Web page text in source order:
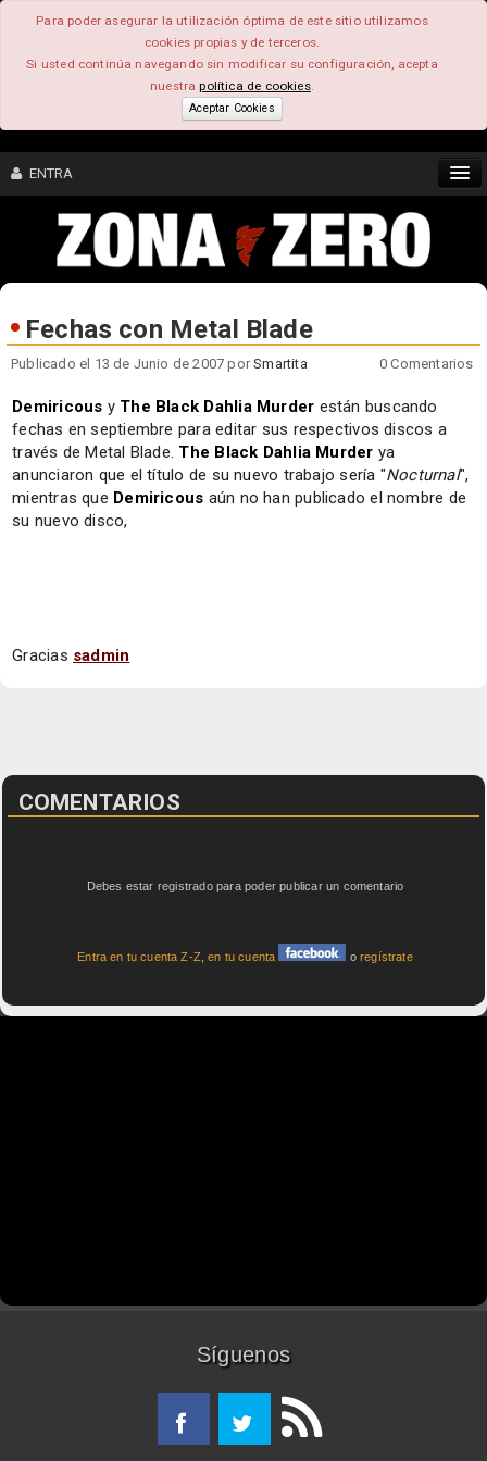
Para poder asegurar la utilización óptima de este sitio utilizamos
cookies propias y de terceros.
Si usted continúa navegando sin modificar su configuración, acepta
nuestrapolítica de cookies.
Aceptar Cookies
ENTRA
CONTENIDO
COMUNIDAD
FEEEDBACK
FOROS
Fechas con Metal Blade
Publicado el 13 de Junio de 2007 porSmartita 0 Comentarios
Demiricous y The Black Dahlia Murder están buscando
fechas en septiembre para editar sus respectivos discos a
través de Metal Blade. The Black Dahlia Murder ya
anunciaron que el título de su nuevo trabajo sería "Nocturnal",
mientras que Demiricous aún no han publicado el nombre de
su nuevo disco,
Gracias sadmin
COMENTARIOS
Debes estar registrado para poder publicar un comentario
Entra en tu cuenta Z-Z ,en tu cuenta oregístrate
Síguenos